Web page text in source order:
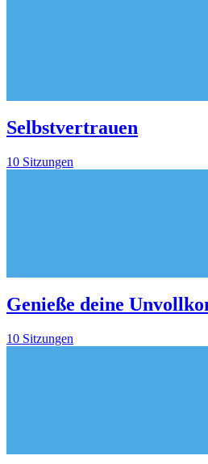
Selbstvertrauen
10 Sitzungen
Genieße deine
10 Sitzungen